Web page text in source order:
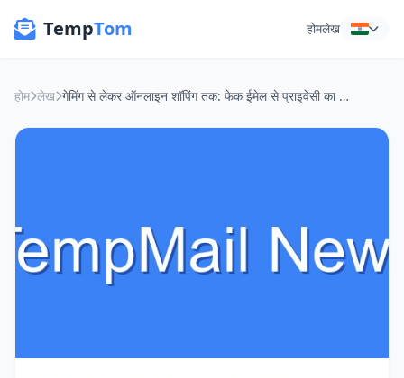
TempTom होमलेख
होम लेख गेमिंग से लेकर ऑनलाइन शॉपिंग तक: फेक ईमेल से प्राइवेसी का झंडा बुलंद!